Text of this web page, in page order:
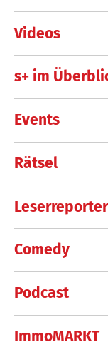
Videos
s+ im
Events
Rätsel
Leserreporter
Comedy
Podcast
ImmoMARKT